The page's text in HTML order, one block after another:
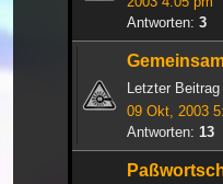
Antworten: 3
Letzter
09 Okt, 2003
Antworten: 13